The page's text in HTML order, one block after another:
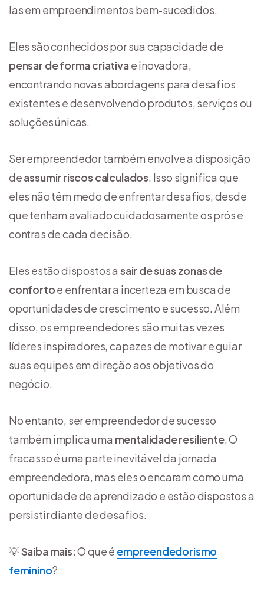
las em empreendimentos bem-sucedidos.
Eles são conhecidos por sua capacidade de
pensar de forma criativa e inovadora,
encontrando novas abordagens para desafios
existentes e desenvolvendo produtos, serviços ou
soluções únicas.
Ser empreendedor também envolve a disposição
deassumir riscos calculados. Isso significa que
eles não têm medo de enfrentar desafios, desde
que tenham avaliado cuidadosamente os prós e
contras de cada decisão.
Eles estão dispostos a sair de suas zonas de
confortoe enfrentar a incerteza em busca de
oportunidades de crescimento e sucesso. Além
disso, os empreendedores são muitas vezes
líderes inspiradores, capazes de motivar e guiar
suas equipes em direção aos objetivos do
negócio.
No entanto, ser empreendedor de sucesso
também implica uma mentalidade resiliente. O
fracasso é uma parte inevitável da jornada
empreendedora, mas eles o encaram como uma
oportunidade de aprendizado e estão dispostos a
persistir diante de desafios.
💡Saiba mais:O que é empreendedorismo
feminino?